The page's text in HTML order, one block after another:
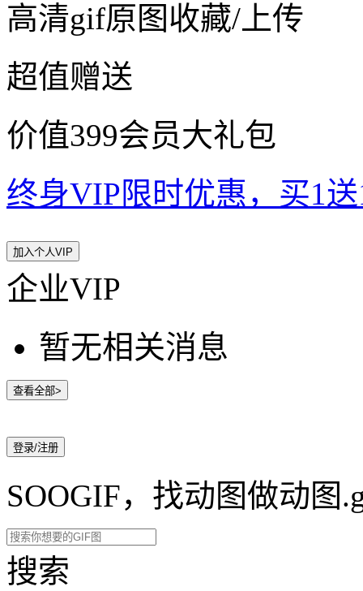
高清gif原图收藏/上传
超值赠送
价值399会员大礼包
终身VIP限时优惠，买1
加入个人VIP
企业VIP
暂无相关消息
查看全部>
登录/注册
SOOGIF，找动图做动图
搜索